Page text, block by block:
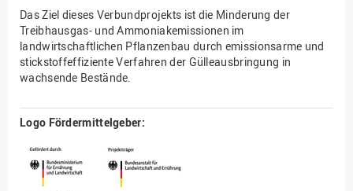
Das Ziel dieses Verbundprojekts ist die Minderung der
Treibhausgas- und Ammoniakemissionen im
landwirtschaftlichen Pflanzenbau durch emissionsarme und
stickstoffeffiziente Verfahren der Gülleausbringung in
wachsende Bestände.
Logo Fördermittelgeber: